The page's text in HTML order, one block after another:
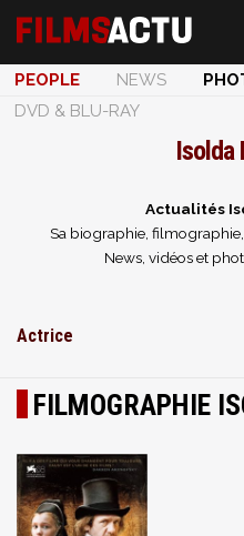
PEOPLE NEWS
DVD & BLU-RAY
Isolda
Actualités
Sa biographie,
News, vidéos et
Actrice
FILMOGRAPHIE